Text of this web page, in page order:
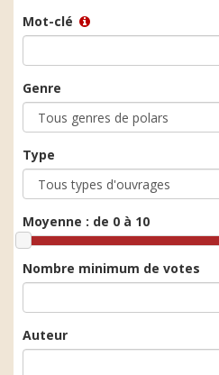
Mot-clé
Genre
Type
Moyenne : de 0 à 10
Nombre minimum de votes
Auteur